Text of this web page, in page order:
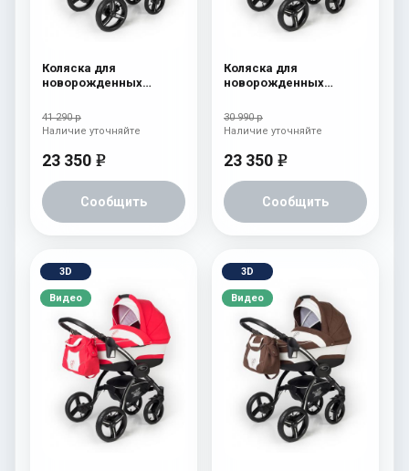
Коляска для
новорожденных
White) Chek
41 290 р
23 350 e
Сообщить
Наличие уточняйте
Коляска для
новорожденных
Black) Borduex
30 990 р
23 350 e
Сообщить
Наличие уточняйте
3D
Видео
3D
Видео